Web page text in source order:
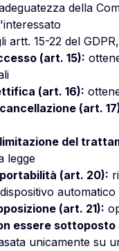
della
artt. 15-22 del
(art. 15):
(art. 16):
(art.
del
legge
(art. 20):
automatico
(art. 21):
essere
unicamente su